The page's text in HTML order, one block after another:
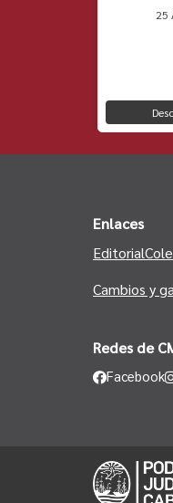
25
Enlaces
Editorial
Cambios y
Redes de
Facebook